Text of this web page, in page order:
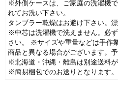
※外側ケースは、ご家庭の洗濯機
れてお洗い下さい。
タンブラー乾燥はお避け下さい。
※中芯は洗濯機で洗えません。必
さい。 ※サイズや重量などは手作
商品と異なる場合がございます。
※北海道・沖縄・離島は別途送料が
※簡易梱包でのお送りとなります。